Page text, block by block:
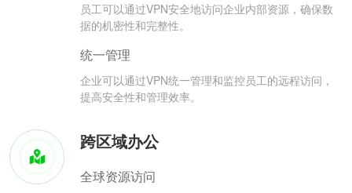
员工可以通过VPN安全地访问企业内部资源，确保数
据的机密性和完整性。
统一管理
企业可以通过VPN统一管理和监控员工的远程访问，
提高安全性和管理效率。
跨区域办公
全球资源访问